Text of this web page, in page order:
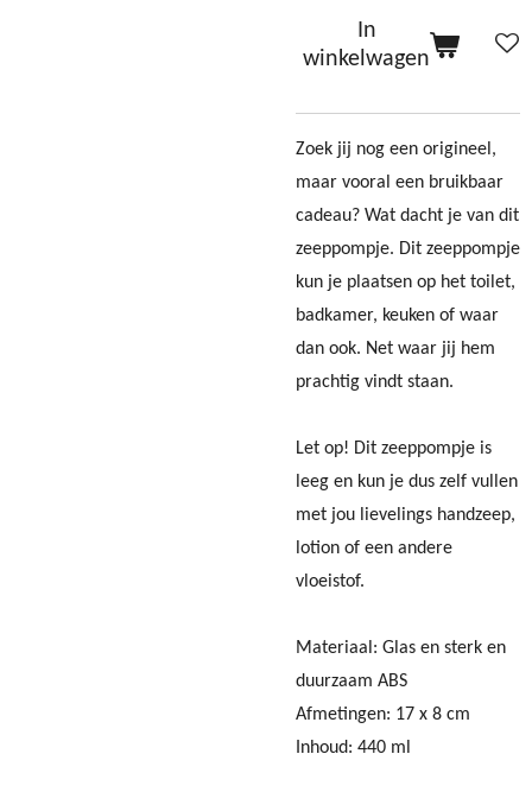
In
winkelwagen
Zoek jij nog een origineel,
maar vooral een bruikbaar
cadeau? Wat dacht je van dit
zeeppompje. Dit zeeppompje
kun je plaatsen op het toilet,
badkamer, keuken of waar
dan ook. Net waar jij hem
prachtig vindt staan.
Let op! Dit zeeppompje is
leeg en kun je dus zelf vullen
met jou lievelings handzeep,
lotion of een andere
vloeistof.
Materiaal: Glas en sterk en
duurzaam ABS
Afmetingen: 17 x 8 cm
Inhoud: 440 ml